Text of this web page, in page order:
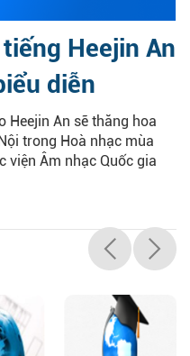
Heejin An
diễn
Heejin An sẽ thăng hoa
trong Hoà nhạc mùa
viện Âm nhạc Quốc gia